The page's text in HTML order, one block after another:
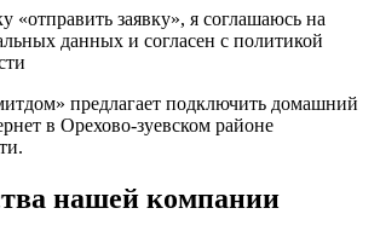
«отправить заявку», я соглашаюсь на
данных и согласен с политикой
предлагает подключить домашний
в Орехово-зуевском районе
нашей компании